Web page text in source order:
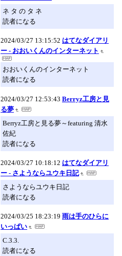
ネ タ の タ ネ
読者になる
2024/03/27 13:15:52 はてなダイアリ
ー - おおいくんのインターネット
おおいくんのインターネット
読者になる
2024/03/27 12:53:43 Berryz工房と見
る夢
Berryz工房と見る夢～featuring 清水
佐紀
読者になる
2024/03/27 10:18:12 はてなダイアリ
ー - さようならユウキ日記
さようならユウキ日記
読者になる
2024/03/25 18:23:19 雨は手のひらに
いっぱい
C.3.3.
読者になる